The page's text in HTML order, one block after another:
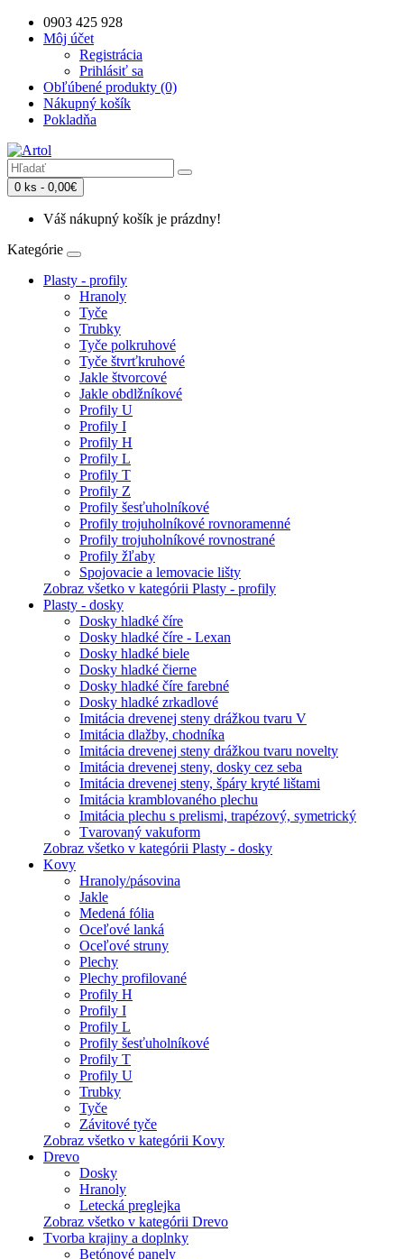
0903 425 928
Môj účet
Registrácia
Prihlásiť sa
Obľúbené produkty (0)
Nákupný košík
Pokladňa
0 ks - 0,00€
Váš nákupný košík je prázdny!
Kategórie
Plasty - profily
Hranoly
Tyče
Trubky
Tyče polkruhové
Tyče štvrťkruhové
Jakle štvorcové
Jakle obdlžníkové
Profily U
Profily I
Profily H
Profily L
Profily T
Profily Z
Profily šesťuholníkové
Profily trojuholníkové rovnoramenné
Profily trojuholníkové rovnostrané
Profily žľaby
Spojovacie a lemovacie lišty
Zobraz všetko v kategórii Plasty - profily
Plasty - dosky
Dosky hladké číre
Dosky hladké číre - Lexan
Dosky hladké biele
Dosky hladké čierne
Dosky hladké číre farebné
Dosky hladké zrkadlové
Imitácia drevenej steny drážkou tvaru V
Imitácia dlažby, chodníka
Imitácia drevenej steny drážkou tvaru novelty
Imitácia drevenej steny, dosky cez seba
Imitácia drevenej steny, špáry kryté lištami
Imitácia kramblovaného plechu
Imitácia plechu s prelismi, trapézový, symetrický
Tvarovaný vakuform
Zobraz všetko v kategórii Plasty - dosky
Kovy
Hranoly/pásovina
Jakle
Medená fólia
Oceľové lanká
Oceľové struny
Plechy
Plechy profilované
Profily H
Profily I
Profily L
Profily šesťuholníkové
Profily T
Profily U
Trubky
Tyče
Závitové tyče
Zobraz všetko v kategórii Kovy
Drevo
Dosky
Hranoly
Letecká preglejka
Zobraz všetko v kategórii Drevo
Tvorba krajiny a doplnky
Betónové panely